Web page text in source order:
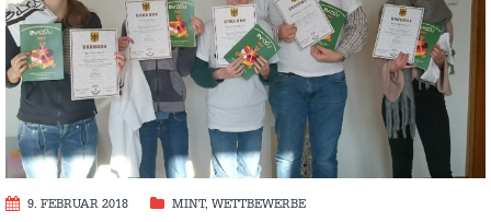
9. FEBRUAR 2018 MINT, WETTBEWERBE